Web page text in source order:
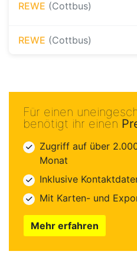
REWE (Cottbus)
REWE (Cottbus)
Für einen
benötigt ihr einen
Zugriff auf über
Monat
Inklusive
Mit Karten- und
Mehr erfahren